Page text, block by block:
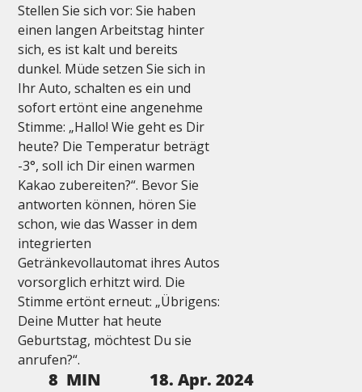
Stellen Sie sich vor: Sie haben
einen langen Arbeitstag hinter
sich, es ist kalt und bereits
dunkel. Müde setzen Sie sich in
Ihr Auto, schalten es ein und
sofort ertönt eine angenehme
Stimme: „Hallo! Wie geht es Dir
heute? Die Temperatur beträgt
-3°, soll ich Dir einen warmen
Kakao zubereiten?“. Bevor Sie
antworten können, hören Sie
schon, wie das Wasser in dem
integrierten
Getränkevollautomat ihres Autos
vorsorglich erhitzt wird. Die
Stimme ertönt erneut: „Übrigens:
Deine Mutter hat heute
Geburtstag, möchtest Du sie
anrufen?“.
8 MIN 18. Apr. 2024